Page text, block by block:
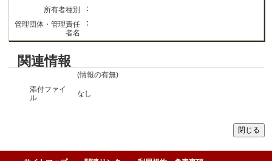
所有者種別
：
管理団体・管理責任
者名
：
関連情報
(情報の有無)
添付ファイ
ル
なし